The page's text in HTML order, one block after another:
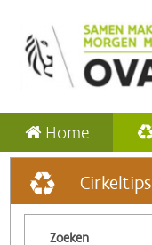
Home
Cirkeltips
Zoeken